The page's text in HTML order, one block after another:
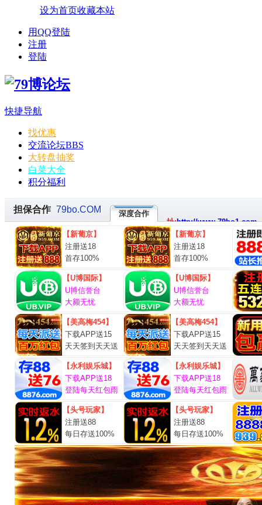
设为首页收藏本站
用QQ登陆
注册
登陆
快捷导航
找优惠
交流论坛BBS
大转盘抽奖
白菜大全
积分福利